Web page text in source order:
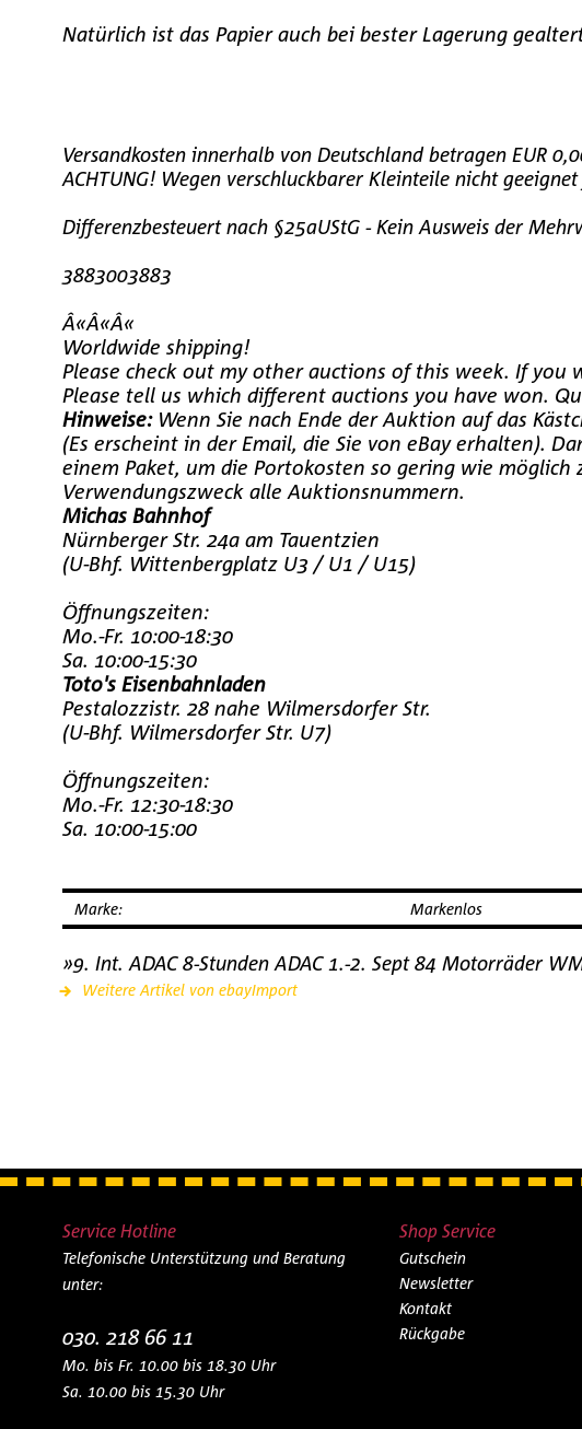
Natürlich ist das Papier auch bei bester Lagerung
Versandkosten innerhalb von Deutschland betragen EUR
ACHTUNG! Wegen verschluckbarer Kleinteile nicht
Differenzbesteuert nach §25aUStG - Kein Ausweis der
3883003883
Â«Â«Â«
Worldwide shipping!
Please check out my other auctions of this week. If
Please tell us which different auctions you have won.
Hinweise:Wenn Sie nach Ende der Auktion auf das
(Es erscheint in der Email, die Sie von eBay erhalten).
einem Paket, um die Portokosten so gering wie
Verwendungszweck alle Auktionsnummern.
Michas Bahnhof
Nürnberger Str. 24a am Tauentzien
(U-Bhf. Wittenbergplatz U3 / U1 / U15)
Öffnungszeiten:
Mo.-Fr. 10:00-18:30
Sa. 10:00-15:30
Toto's Eisenbahnladen
Pestalozzistr. 28 nahe Wilmersdorfer Str.
(U-Bhf. Wilmersdorfer Str. U7)
Öffnungszeiten:
Mo.-Fr. 12:30-18:30
Sa. 10:00-15:00
Marke: Markenlos
»9. Int. ADAC 8-Stunden ADAC 1.-2. Sept 84 Motorräder
Weitere Artikel von ebayImport
Service Hotline
Telefonische Unterstützung und Beratung
unter:
030. 218 66 11
Mo. bis Fr. 10.00 bis 18.30 Uhr
Sa. 10.00 bis 15.30 Uhr
Shop Service
Gutschein
Newsletter
Kontakt
Rückgabe